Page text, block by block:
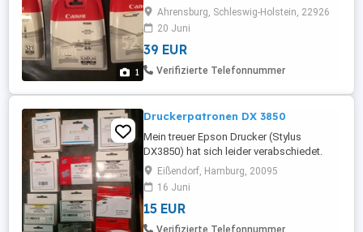
1
Serie : ip3600, 4600, 4600x, 4700, MP 540,
540x, 550,560,620,620B, MP 630, 640, 980,
990, MX860,870 Bestehend aus : - 1 x
PIXMA 520 PGBK Twin - 2 x PIXMA 521 BK
Sie sind originalverpackt, lagerfähig und
Ahrensburg, Schleswig-Holstein, 22926
20 Juni
39 EUR
Verifizierte Telefonnummer
Druckerpatronen DX 3850
Mein treuer Epson Drucker (Stylus
DX3850) hat sich leider verabschiedet.
Kurz zuvor habe ich reichlich
Druckerpatronen gekauft, die nun ein
neues zuhause suchen. Ich gebe diese
zum Gesamtpreis von nur 15 Euro (für 12
Stück) zum Kauf ab und würde mich
Eißendorf, Hamburg, 20095
16 Juni
15 EUR
Verifizierte Telefonnummer